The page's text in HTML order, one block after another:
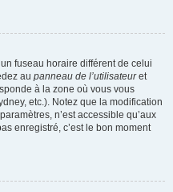
fuseau horaire différent de celui
au panneau de l’utilisateuret
à la zone où vous vous
etc.). Notez que la modification
n’est accessible qu’aux
enregistré, c’est le bon moment